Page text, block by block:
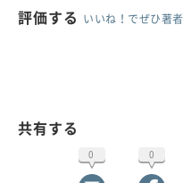
評価する いいね！でぜひ著
共有する
0 0